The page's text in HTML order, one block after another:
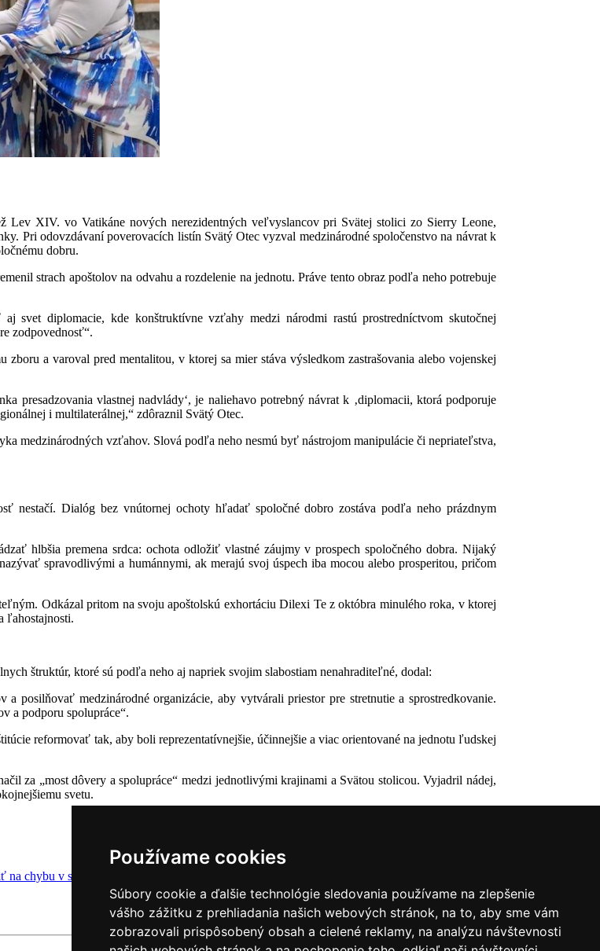
Používame cookies
Súbory cookie a ďalšie technológie sledovania používame na zlepšenie
vášho zážitku z prehliadania našich webových stránok, na to, aby sme vám
zobrazovali prispôsobený obsah a cielené reklamy, na analýzu návštevnosti
Lev XIV. vo Vatikáne nových nerezidentných veľvyslancov pri Svätej stolici zo Sierry Leone,
Pri odovzdávaní poverovacích listín Svätý Otec vyzval medzinárodné spoločenstvo na návrat k
dobru.
strach apoštolov na odvahu a rozdelenie na jednotu. Práve tento obraz podľa neho potrebuje
svet diplomacie, kde konštruktívne vzťahy medzi národmi rastú prostredníctvom skutočnej
zodpovednosť“.
a varoval pred mentalitou, v ktorej sa mier stáva výsledkom zastrašovania alebo vojenskej
presadzovania vlastnej nadvlády‘, je naliehavo potrebný návrat k ‚diplomacii, ktorá podporuje
i multilaterálnej,“ zdôraznil Svätý Otec.
medzinárodných vzťahov. Slová podľa neho nesmú byť nástrojom manipulácie či nepriateľstva,
nestačí. Dialóg bez vnútornej ochoty hľadať spoločné dobro zostáva podľa neho prázdnym
hlbšia premena srdca: ochota odložiť vlastné záujmy v prospech spoločného dobra. Nijaký
spravodlivými a humánnymi, ak merajú svoj úspech iba mocou alebo prosperitou, pričom
Odkázal pritom na svoju apoštolskú exhortáciu Dilexi Te z októbra minulého roka, v ktorej
ľahostajnosti.
štruktúr, ktoré sú podľa neho aj napriek svojim slabostiam nenahraditeľné, dodal:
posilňovať medzinárodné organizácie, aby vytvárali priestor pre stretnutie a sprostredkovanie.
a podporu spolupráce“.
reformovať tak, aby boli reprezentatívnejšie, účinnejšie a viac orientované na jednotu ľudskej
za „most dôvery a spolupráce“ medzi jednotlivými krajinami a Svätou stolicou. Vyjadril nádej,
svetu.
na chybu v správe